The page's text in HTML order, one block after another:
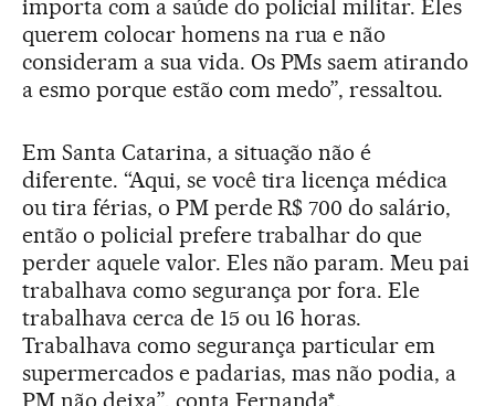
importa com a saúde do policial militar. Eles
querem colocar homens na rua e não
consideram a sua vida. Os PMs saem atirando
a esmo porque estão com medo”, ressaltou.
Em Santa Catarina, a situação não é
diferente. “Aqui, se você tira licença médica
ou tira férias, o PM perde R$ 700 do salário,
então o policial prefere trabalhar do que
perder aquele valor. Eles não param. Meu pai
trabalhava como segurança por fora. Ele
trabalhava cerca de 15 ou 16 horas.
Trabalhava como segurança particular em
supermercados e padarias, mas não podia, a
PM não deixa”, conta Fernanda*.